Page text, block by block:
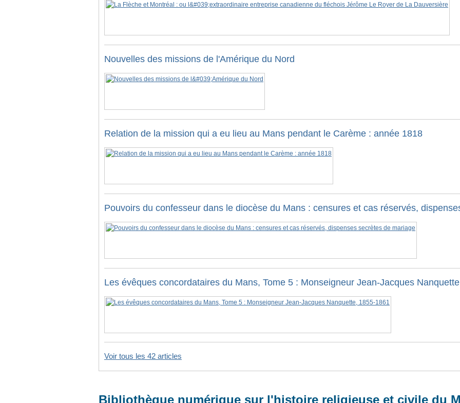
Nouvelles des missions de l'Amérique du Nord
Relation de la mission qui a eu lieu au Mans pendant le Carème : année 1818
Pouvoirs du confesseur dans le diocèse du Mans : censures et cas réservés,
Les évêques concordataires du Mans, Tome 5 : Monseigneur Jean-Jacques
Voir tous les 42 articles
Bibliothèque numérique sur l'histoire religieuse et civile du